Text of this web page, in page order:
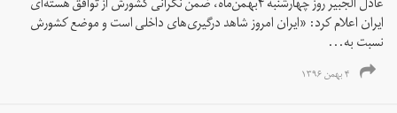
عادل الجبیر روز چهارشنبه ۴بهمن‌ماه، ضمن نگرانی کشورش از توافق هسته‌ای
ایران اعلام کرد:‌ «ایران امروز شاهد درگیری‌های داخلی است و موضع کشورش
نسبت به...
۴ بهمن ۱۳۹۶